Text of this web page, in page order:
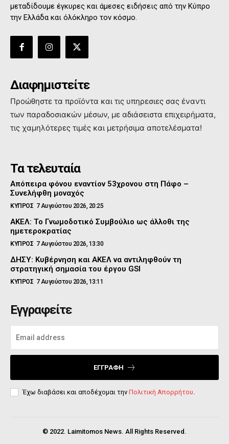
μεταδίδουμε έγκυρες και άμεσες ειδήσεις από την Κύπρο
την Ελλάδα και όλόκληρο τον κόσμο.
Διαφημιστείτε
Προώθηστε τα προϊόντα και τις υπηρεσιες σας έναντι
των παραδοσιακών μέσων, με αδιάσειστα επιχειρήματα,
τις χαμηλότερες τιμές και μετρήσιμα αποτελέσματα!
Τα τελευταία
Απόπειρα φόνου εναντίον 53χρονου στη Πάφο –
Συνελήφθη μοναχός
ΚΥΠΡΟΣ 7 Αυγούστου 2026, 20:25
ΑΚΕΛ: Το Γνωμοδοτικό Συμβούλιο ως άλλοθι της
ημετεροκρατίας
ΚΥΠΡΟΣ 7 Αυγούστου 2026, 13:30
ΔΗΣΥ: Κυβέρνηση και ΑΚΕΛ να αντιληφθούν τη
στρατηγική σημασία του έργου GSI
ΚΥΠΡΟΣ 7 Αυγούστου 2026, 13:11
Εγγραφείτε
ΕΓΓΡΑΦΉ
Έχω διαβάσει και αποδέχομαι την Πολιτική Απορρήτου.
© 2022. Laimitomos News. All Rights Reserved.